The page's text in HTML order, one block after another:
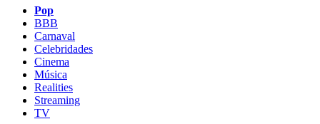
Pop
BBB
Carnaval
Celebridades
Cinema
Música
Realities
Streaming
TV